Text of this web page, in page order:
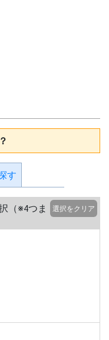
す
（※4つま
選択をクリア